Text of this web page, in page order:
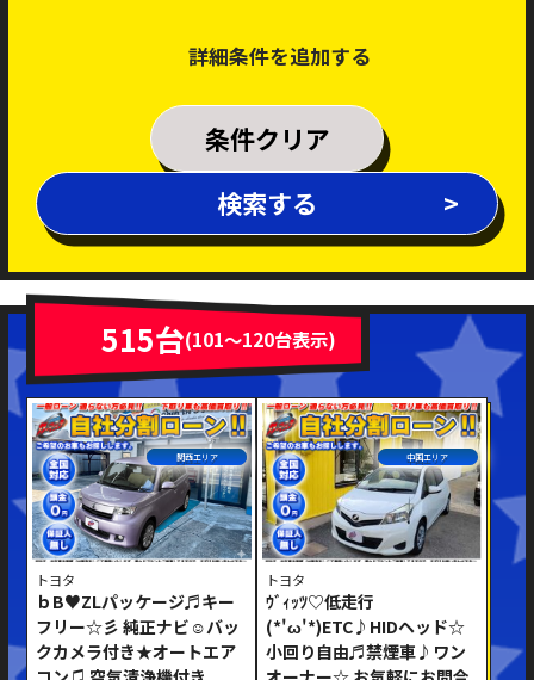
詳細条件を追加する
排気量
年式 ～
新着車両
修復歴あり
ミッション
AT
MT
条件クリア
検索する
515台(101～120台表示)
関西エリア
トヨタ
ｂB♥ZLパッケージ♬キー
フリー☆彡 純正ナビ☺バッ
クカメラ付き★オートエア
中国エリア
トヨタ
ｳﾞｨｯﾂ♡低走行
(*'ω'*)ETC♪HIDヘッド☆
小回り自由♬禁煙車♪ワン